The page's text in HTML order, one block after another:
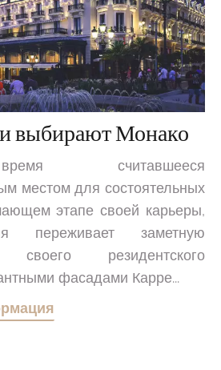
выбирают Монако
считавшееся
местом для состоятельных
этапе своей карьеры,
переживает заметную
своего резидентского
фасадами Карре...